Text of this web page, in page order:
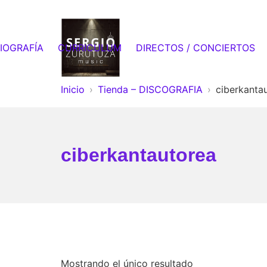
contenido
Sergio Zurutuza Music
CURRICULUM DIRECTOS / CONCIERTOS
Inicio Tienda – DISCOGRAFIA
ciberkantautorea
Mostrando el único resultado